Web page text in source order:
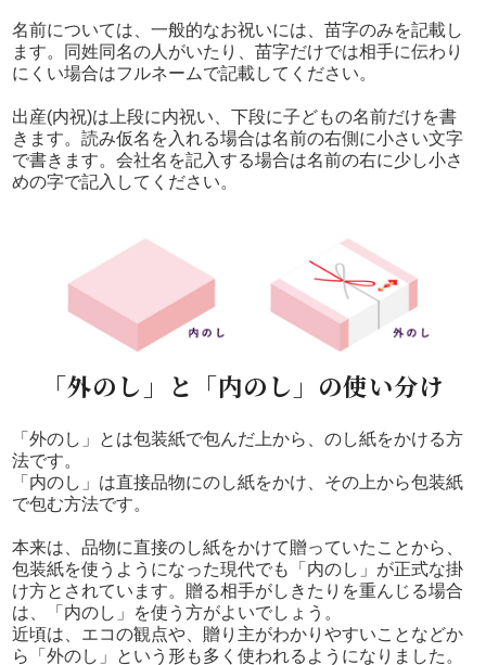
名前については、一般的なお祝いには、苗字のみを記載し
ます。同姓同名の人がいたり、苗字だけでは相手に伝わり
にくい場合はフルネームで記載してください。
出産(内祝)は上段に内祝い、下段に子どもの名前だけを書
きます。読み仮名を入れる場合は名前の右側に小さい文字
で書きます。会社名を記入する場合は名前の右に少し小さ
めの字で記入してください。
「外のし」と「内のし」の使い分け
「外のし」とは包装紙で包んだ上から、のし紙をかける方
法です。
「内のし」は直接品物にのし紙をかけ、その上から包装紙
で包む方法です。
本来は、品物に直接のし紙をかけて贈っていたことから、
包装紙を使うようになった現代でも「内のし」が正式な掛
け方とされています。贈る相手がしきたりを重んじる場合
は、「内のし」を使う方がよいでしょう。
近頃は、エコの観点や、贈り主がわかりやすいことなどか
ら「外のし」という形も多く使われるようになりました。